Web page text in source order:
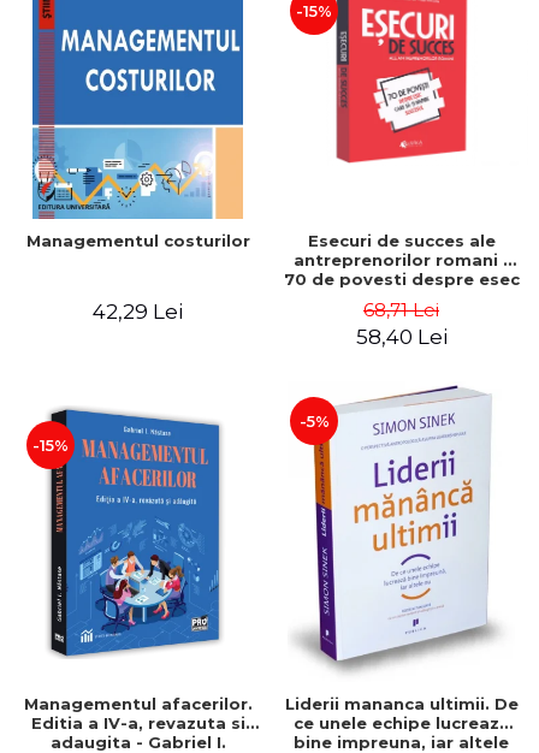
Managementul costurilor
42,29 Lei
-15%
Esecuri de succes ale
antreprenorilor romani -
70 de povesti despre esec
68,71 Lei
58,40 Lei
-15%
Managementul afacerilor.
Editia a IV-a, revazuta si
adaugita - Gabriel I.
-5%
Liderii mananca ultimii. De
ce unele echipe lucreaza
bine impreuna, iar altele